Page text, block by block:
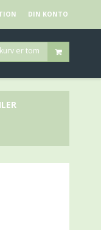
DIN KONTO
er tom